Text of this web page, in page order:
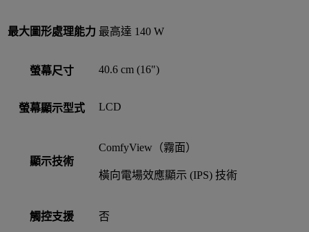
最大圖形處理能力 最高達 140 W
螢幕尺寸 40.6 cm (16")
螢幕顯示型式 LCD
顯示技術
ComfyView（霧面）
橫向電場效應顯示 (IPS) 技術
觸控支援 否